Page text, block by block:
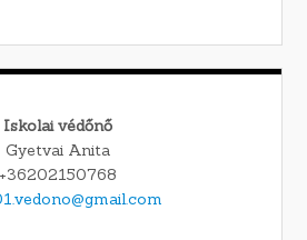
Iskolai védőnő
Gyetvai Anita
+36202150768